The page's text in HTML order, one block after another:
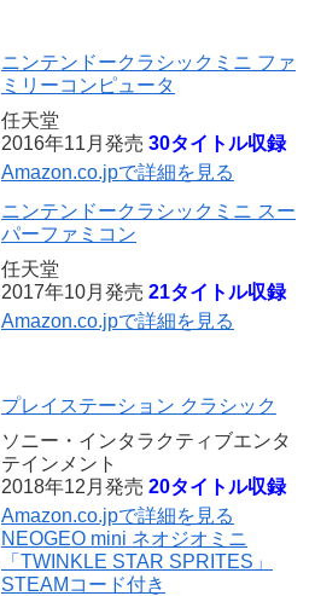
ニンテンドークラシックミニ ファ
ミリーコンピュータ
任天堂
2016年11月発売 30タイトル収録
Amazon.co.jpで詳細を見る
ニンテンドークラシックミニ スー
パーファミコン
任天堂
2017年10月発売 21タイトル収録
Amazon.co.jpで詳細を見る
プレイステーション クラシック
ソニー・インタラクティブエンタ
テインメント
2018年12月発売 20タイトル収録
Amazon.co.jpで詳細を見る
NEOGEO mini ネオジオミニ
「TWINKLE STAR SPRITES」
STEAMコード付き